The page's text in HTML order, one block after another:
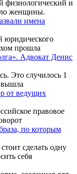
физиологический и
женщины.
имена
юридического
прошла
Адвокат Денис
Это случилось 1
вышла
от ведущих
правовое
по которым
сделать одну
себя